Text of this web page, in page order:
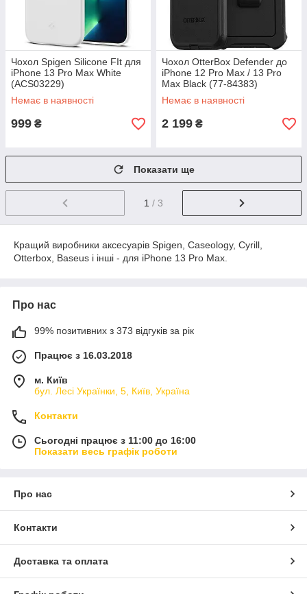
Чохол Spigen Silicone FIt для
iPhone 13 Pro Max White
(ACS03229)
Немає в наявності
999 ₴
Чохол OtterBox Defender до
iPhone 12 Pro Max / 13 Pro
Max Black (77-84383)
Немає в наявності
2 199 ₴
Показати ще
1 / 3
Кращий виробники аксесуарів Spigen, Caseology, Cyrill,
Otterbox, Baseus і інші - для iPhone 13 Pro Max.
Про нас
99% позитивних з 373 відгуків за рік
Працює з 16.03.2018
м. Київ
бул. Лесі Українки, 5, Київ, Україна
Контакти
Сьогодні працює з 11:00 до 16:00
Показати весь графік роботи
Про нас
Контакти
Доставка та оплата